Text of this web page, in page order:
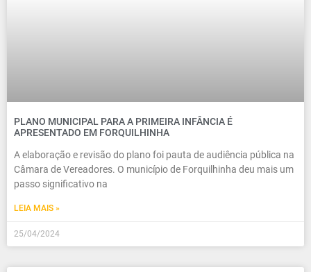
PLANO MUNICIPAL PARA A PRIMEIRA INFÂNCIA É
APRESENTADO EM FORQUILHINHA
A elaboração e revisão do plano foi pauta de audiência pública na
Câmara de Vereadores. O município de Forquilhinha deu mais um
passo significativo na
LEIA MAIS »
25/04/2024